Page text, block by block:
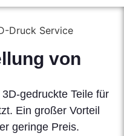
von
gedruckte Teile für
Ein großer Vorteil
geringe Preis.